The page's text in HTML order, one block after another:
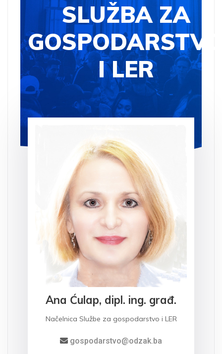
SLUŽBA ZA
I LER
Ana Ćulap, dipl. ing. građ.
Načelnica Službe za gospodarstvo i LER
gospodarstvo@odzak.ba